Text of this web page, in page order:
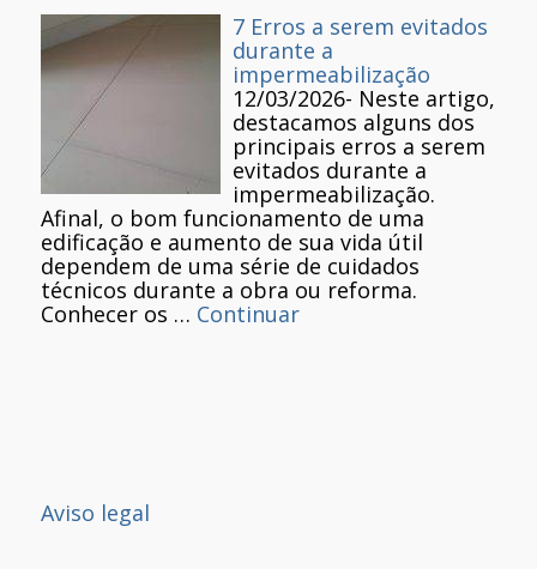
7 Erros a serem evitados
durante a
impermeabilização
12/03/2026- Neste artigo,
destacamos alguns dos
principais erros a serem
evitados durante a
impermeabilização.
Afinal, o bom funcionamento de uma
edificação e aumento de sua vida útil
dependem de uma série de cuidados
técnicos durante a obra ou reforma.
Conhecer os … Continuar
Aviso legal